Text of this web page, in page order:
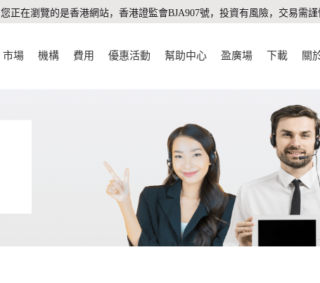
您正在瀏覽的是香港網站，香港證監會BJA907號，投資有風險，交易需謹
市場 機構 費用 優惠活動 幫助中心 盈廣場 下載 關